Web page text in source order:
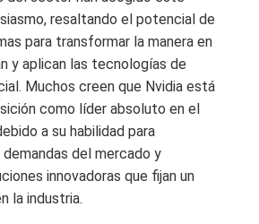
resaltando el potencial de
para transformar la manera en
y aplican las tecnologías de
Muchos creen que Nvidia está
como líder absoluto en el
a su habilidad para
del mercado y
innovadoras que fijan un
la industria.